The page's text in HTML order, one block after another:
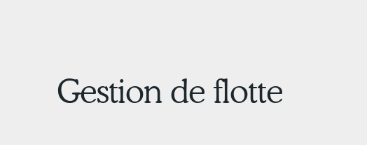
Gestion de flotte